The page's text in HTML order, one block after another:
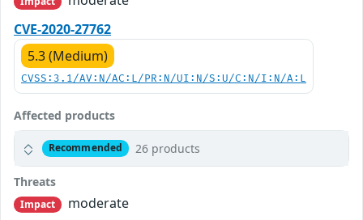
CVE-2020-27762
5.3 (Medium)
CVSS:3.1/AV:N/AC:L/PR:N/UI:N/S:U/C:N/I:N/A:L
Affected products
Recommended 26 products
Threats
Impact
moderate